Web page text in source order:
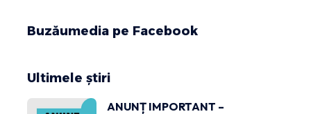
Buzăumedia pe Facebook
Ultimele știri
ANUNȚ IMPORTANT –